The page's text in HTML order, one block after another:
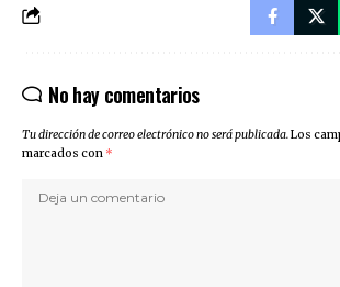
No hay comentarios
Tu dirección de correo electrónico no será publicada.Los
marcados con *